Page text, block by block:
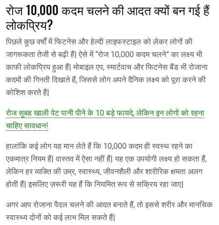
रोज 10,000 कदम चलने की आदत क्यों बन गई हैं
लोकप्रिय?
पिछले कुछ वर्षों में फिटनेस और हेल्दी लाइफस्टाइल को लेकर लोगों की
जागरूकता तेजी से बढ़ी हैं| ऐसे में “रोज 10,000 कदम चलने” का लक्ष्य भी
काफी लोकप्रिय हुआ हैं| मोबाइल एप, स्मार्टवाच और फिटनेस बैंड भी रोजाना
कदमों की गिनती दिखाते हैं, जिससे लोग अपने दैनिक लक्ष्य को पूरा करने की
कोशिश करते हैं|
रोज सुबह खाली पेट पानी पीने के 10 बड़े फायदे, लेकिन इन लोगों को रहना
चाहिए सावधान!
हालांकि कई लोग यह मान लेते हैं कि 10,000 कदम ही स्वस्थ रहने का
एकमात्र नियम हैं| वास्तव में ऐसा नहीं हैं| यह एक उपयोगी लक्ष्य हो सकता हैं,
लेकिन हर व्यक्ति की उम्र, स्वास्थ्य, जीवनशैली और शारीरिक क्षमता अलग
होती हैं| इसलिए ज़रूरी यह हैं कि नियमित रूप से सक्रिय रहा जाए|
अगर आप रोजाना पैदल चलने की आदत बनाते हैं, तो इससे शरीर और मानसिक
स्वास्थ्य दोनों को कई लाभ मिल सकते हैं|